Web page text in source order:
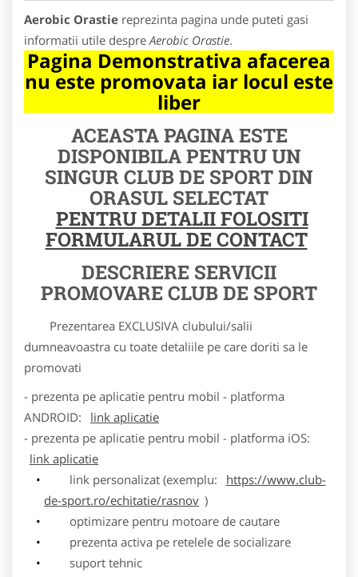
Aerobic Orastie reprezinta pagina unde puteti gasi
informatii utile despre Aerobic Orastie.
Pagina Demonstrativa afacerea
nu este promovata iar locul este
liber
ACEASTA PAGINA ESTE
DISPONIBILA PENTRU UN
SINGUR CLUB DE SPORT DIN
ORASUL SELECTAT
PENTRU DETALII FOLOSITI
FORMULARUL DE CONTACT
DESCRIERE SERVICII
PROMOVARE CLUB DE SPORT
Prezentarea EXCLUSIVA clubului/salii
dumneavoastra cu toate detaliile pe care doriti sa le
promovati
- prezenta pe aplicatie pentru mobil - platforma
ANDROID:
link aplicatie
- prezenta pe aplicatie pentru mobil - platforma iOS:
link aplicatie
link personalizat (exemplu:
https://www.club-
de-sport.ro/echitatie/rasnov )
optimizare pentru motoare de cautare
prezenta activa pe retelele de socializare
suport tehnic